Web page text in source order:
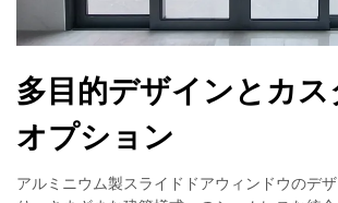
多目的デザインとカ
オプション
アルミニウム製スライドドアウィンドウのデ